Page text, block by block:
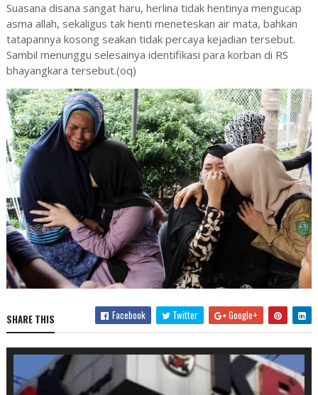
Suasana disana sangat haru, herlina tidak hentinya mengucap
asma allah, sekaligus tak henti meneteskan air mata, bahkan
tatapannya kosong seakan tidak percaya kejadian tersebut.
Sambil menunggu selesainya identifikasi para korban di RS
bhayangkara tersebut.(oq)
SHARE THIS Facebook Twitter Google+